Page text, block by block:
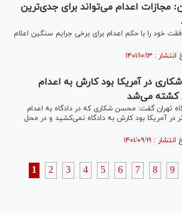
مجازات اعدام می‌تواند برای جدی‌ترین
خود را با حکم اعدام برای برخی جرایم سنگین اعلام
در آمریکا بود کارش به اعدام
کشته می‌شد
تهران گفت: محسن شکاری که در دادگاه به اعدام
در آمریکا بود کارش به دادگاه نمی‌کشید و در محل
1 2 3 4 5 6 7 8 9